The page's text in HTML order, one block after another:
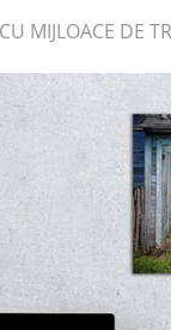
MIJLOACE DE